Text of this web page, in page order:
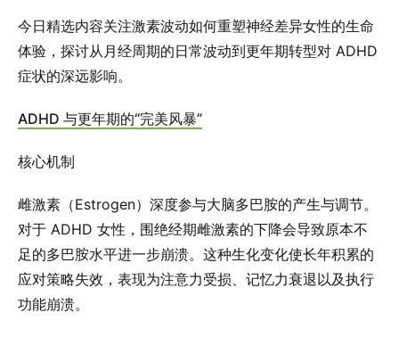
今日精选内容关注激素波动如何重塑神经差异女性的生命
体验，探讨从月经周期的日常波动到更年期转型对 ADHD
症状的深远影响。
ADHD 与更年期的“完美风暴”
核心机制
雌激素（Estrogen）深度参与大脑多巴胺的产生与调节。
对于 ADHD 女性，围绝经期雌激素的下降会导致原本不
足的多巴胺水平进一步崩溃。这种生化变化使长年积累的
应对策略失效，表现为注意力受损、记忆力衰退以及执行
功能崩溃。